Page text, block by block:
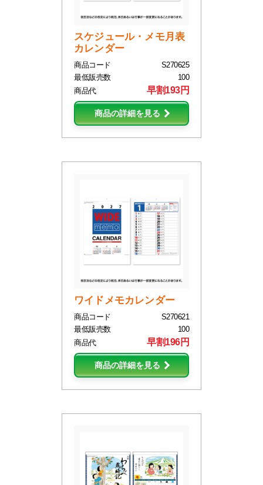
スケジュール・メモ月表
カレンダー
商品コード
S270625
最低販売数
100
商品代
早割193円
商品の詳細を見る
ワイドメモカレンダー
商品コード
S270621
最低販売数
100
商品代
早割196円
商品の詳細を見る